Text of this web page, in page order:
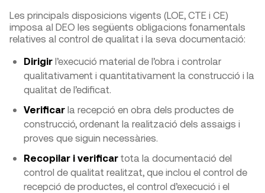
Les principals disposicions vigents (LOE, CTE i CE)
imposa al DEO les següents obligacions fonamentals
relatives al control de qualitat i la seva documentació:
Dirigir l’execució material de l’obra i controlar
qualitativament i quantitativament la construcció i la
qualitat de l’edificat.
Verificar la recepció en obra dels productes de
construcció, ordenant la realització dels assaigs i
proves que siguin necessàries.
Recopilar i verificar tota la documentació del
control de qualitat realitzat, que inclou el control de
recepció de productes, el control d’execució i el